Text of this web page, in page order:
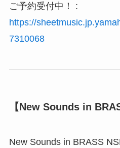
ご予約受付中！ :
https://
7310068
【New Sounds in
New Sounds in BRASS